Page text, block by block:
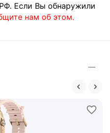
Если Вы обнаружили
нам об этом.